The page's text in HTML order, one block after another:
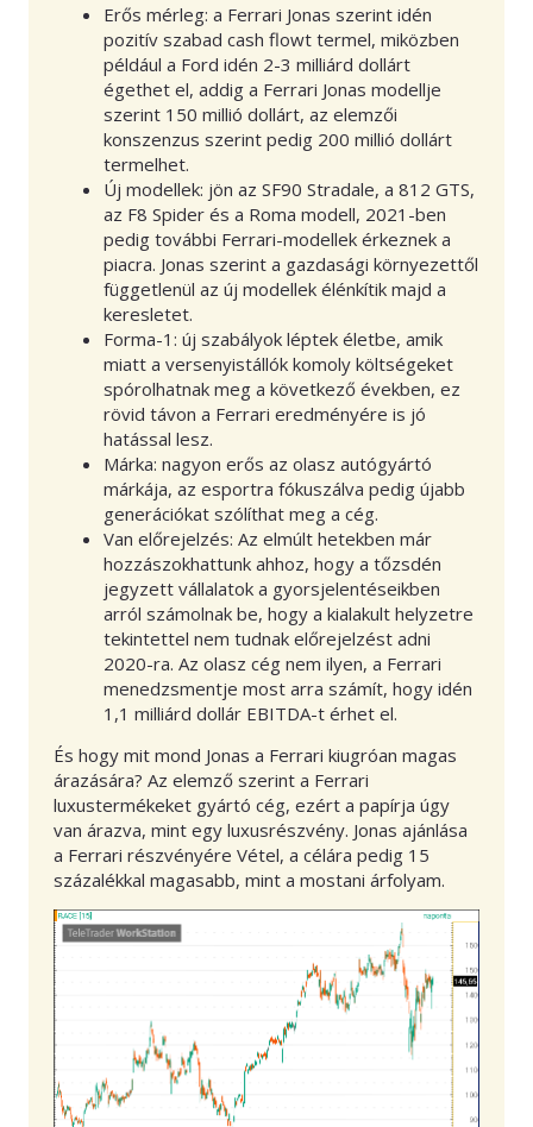
Erős mérleg: a Ferrari Jonas szerint idén
pozitív szabad cash flowt termel, miközben
például a Ford idén 2-3 milliárd dollárt
égethet el, addig a Ferrari Jonas modellje
szerint 150 millió dollárt, az elemzői
konszenzus szerint pedig 200 millió dollárt
termelhet.
Új modellek: jön az SF90 Stradale, a 812 GTS,
az F8 Spider és a Roma modell, 2021-ben
pedig további Ferrari-modellek érkeznek a
piacra. Jonas szerint a gazdasági környezettől
függetlenül az új modellek élénkítik majd a
keresletet.
Forma-1: új szabályok léptek életbe, amik
miatt a versenyistállók komoly költségeket
spórolhatnak meg a következő években, ez
rövid távon a Ferrari eredményére is jó
hatással lesz.
Márka: nagyon erős az olasz autógyártó
márkája, az esportra fókuszálva pedig újabb
generációkat szólíthat meg a cég.
Van előrejelzés: Az elmúlt hetekben már
hozzászokhattunk ahhoz, hogy a tőzsdén
jegyzett vállalatok a gyorsjelentéseikben
arról számolnak be, hogy a kialakult helyzetre
tekintettel nem tudnak előrejelzést adni
2020-ra. Az olasz cég nem ilyen, a Ferrari
menedzsmentje most arra számít, hogy idén
1,1 milliárd dollár EBITDA-t érhet el.
És hogy mit mond Jonas a Ferrari kiugróan magas
árazására? Az elemző szerint a Ferrari
luxustermékeket gyártó cég, ezért a papírja úgy
van árazva, mint egy luxusrészvény. Jonas ajánlása
a Ferrari részvényére Vétel, a célára pedig 15
százalékkal magasabb, mint a mostani árfolyam.